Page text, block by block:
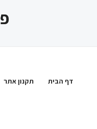
דף הבית תקנון אתר